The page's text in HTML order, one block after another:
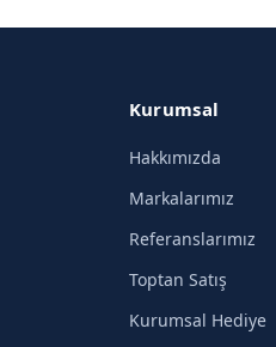
Kurumsal
Hakkımızda
Markalarımız
Referanslarımız
Toptan Satış
Kurumsal Hediye